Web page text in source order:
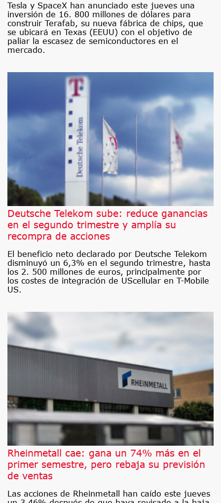
Tesla y SpaceX han anunciado este jueves una
inversión de 16. 800 millones de dólares para
construir Terafab, su nueva fábrica de chips, que
se ubicará en Texas (EEUU) con el objetivo de
paliar la escasez de semiconductores en el
mercado.
Deutsche Telekom sube: reduce ganancias
en el segundo trimestre y amplía su
recompra de acciones
El beneficio neto declarado por Deutsche Telekom
disminuyó un 6,3% en el segundo trimestre, hasta
los 2. 500 millones de euros, principalmente por
los costes de integración de UScellular en T-Mobile
US.
Rheinmetall cae: gana un 74% más en el
primer semestre, pero rebaja su previsión
de ventas
Las acciones de Rheinmetall han caído este jueves